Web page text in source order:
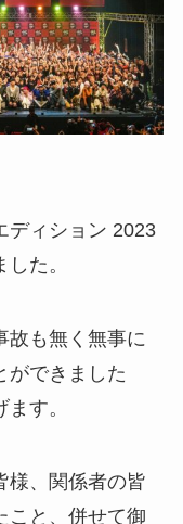
ディション 2023
た。
故も無く無事に
ができました
す。
様、関係者の皆
こと、併せて御